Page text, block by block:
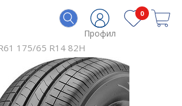
Профил
0
175/65 R14 82H